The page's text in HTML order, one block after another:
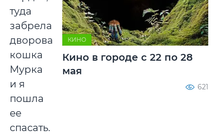
туда
забрела
дворовая
кошка
Мурка
и я
пошла
ее
спасать.
КИНО
Кино в городе с 22 по 28
мая
621